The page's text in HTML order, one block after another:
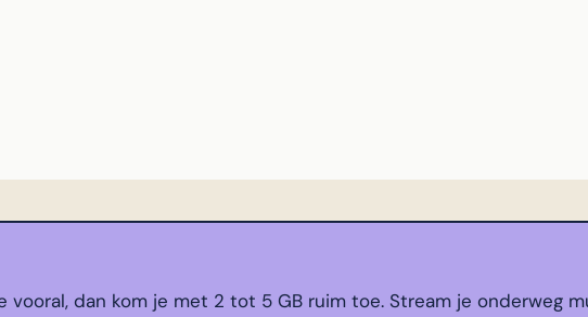
vooral, dan kom je met 2 tot 5 GB ruim toe. Stream je onderweg